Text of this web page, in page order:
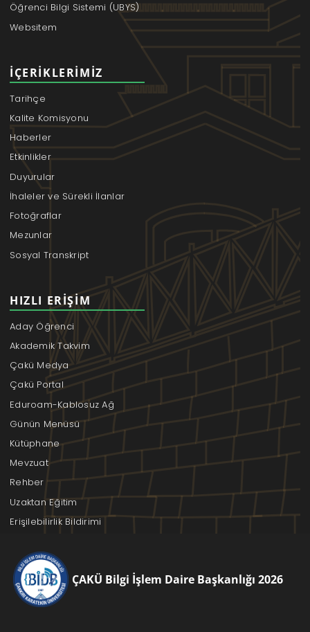
Öğrenci Bilgi Sistemi (UBYS)
Websitem
İÇERIKLERIMIZ
Tarihçe
Kalite Komisyonu
Haberler
Etkinlikler
Duyurular
İhaleler ve Sürekli İlanlar
Fotoğraflar
Mezunlar
Sosyal Transkript
HIZLI ERIŞIM
Aday Öğrenci
Akademik Takvim
Çakü Medya
Çakü Portal
Eduroam-Kablosuz Ağ
Günün Menüsü
Kütüphane
Mevzuat
Rehber
Uzaktan Eğitim
Erişilebilirlik Bildirimi
ÇAKÜ Bilgi İşlem Daire Başkanlığı 2026